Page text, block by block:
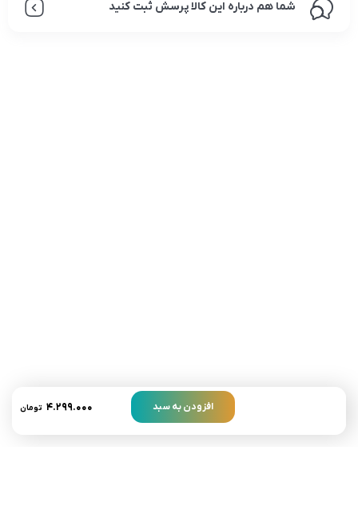
افزودن به سبد ۴.۲۹۹.۰۰۰ تومان
شما هم درباره این کالا پرسش ثبت کنید